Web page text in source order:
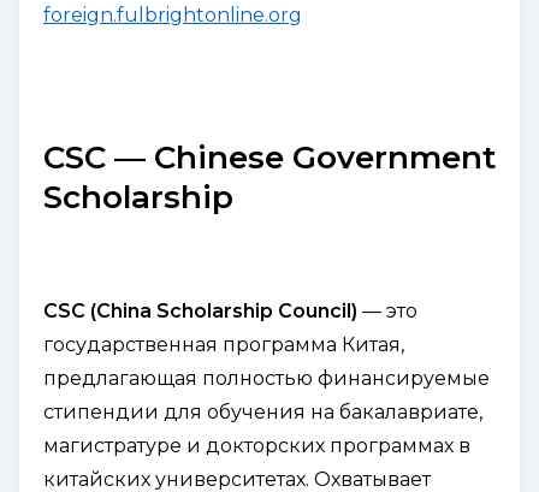
foreign.fulbrightonline.org
CSC — Chinese Government
Scholarship
CSC (China Scholarship Council) — это
государственная программа Китая,
предлагающая полностью финансируемые
стипендии для обучения на бакалавриате,
магистратуре и докторских программах в
китайских университетах. Охватывает